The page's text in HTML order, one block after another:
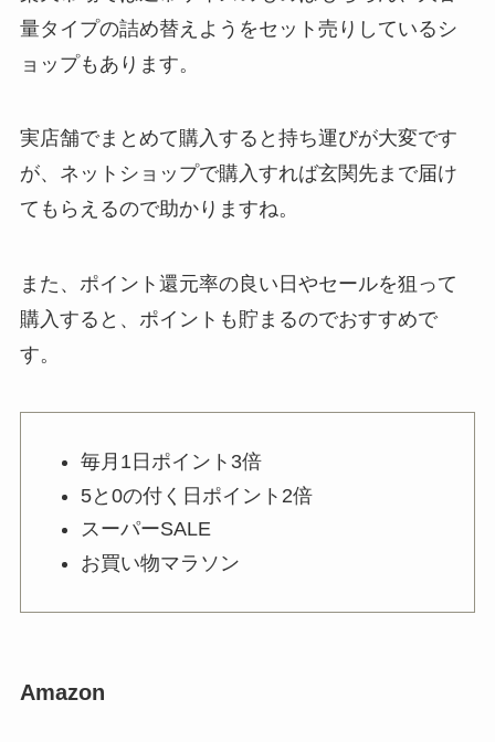
てる？しまむら・3coins・無印・
西松屋・ニトリも調査！
やべぇ旨いスパイスはどこで売っ
てる？カルディやamazonで買え
る？値段や代用品も調査
う？販売店はどこ？無印やワーク
マンにはある？
場を調査！
薬局やamazonで市販薬は買え
量タイプの詰め替えようをセット売りしているシ
ョップもあります。
実店舗でまとめて購入すると持ち運びが大変です
が、ネットショップで購入すれば玄関先まで届け
てもらえるので助かりますね。
また、ポイント還元率の良い日やセールを狙って
購入すると、ポイントも貯まるのでおすすめで
す。
毎月1日ポイント3倍
5と0の付く日ポイント2倍
スーパーSALE
お買い物マラソン
Amazon